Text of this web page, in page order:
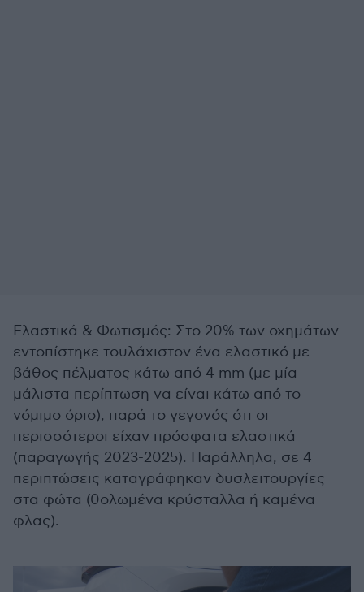
Ελαστικά & Φωτισμός: Στο 20% των οχημάτων
εντοπίστηκε τουλάχιστον ένα ελαστικό με
βάθος πέλματος κάτω από 4 mm (με μία
μάλιστα περίπτωση να είναι κάτω από το
νόμιμο όριο), παρά το γεγονός ότι οι
περισσότεροι είχαν πρόσφατα ελαστικά
(παραγωγής 2023-2025). Παράλληλα, σε 4
περιπτώσεις καταγράφηκαν δυσλειτουργίες
στα φώτα (θολωμένα κρύσταλλα ή καμένα
φλας).